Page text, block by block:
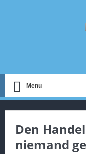
Menu
Den
niemand